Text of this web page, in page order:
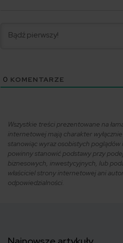
0 KOMENTARZE
Wszystkie treści prezentowane na
internetowej mają charakter
stanowiąc wyraz osobistych
powinny stanowić podstawy przy
biznesowych, inwestycyjnych, lub
właściciel strony internetowej ani
odpowiedzialności.